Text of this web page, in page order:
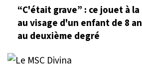
“C'était grave” : ce jouet à
au visage d'un enfant de 8
au deuxième degré